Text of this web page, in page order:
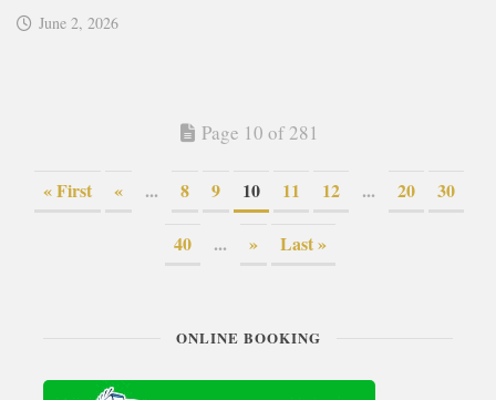
June 2, 2026
Page 10 of 281
« First « ... 8 9 10 11 12 ... 20 30
40 ... » Last »
ONLINE BOOKING